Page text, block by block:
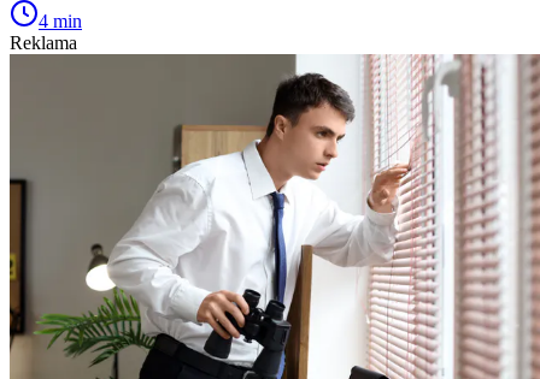
4 min
Reklama